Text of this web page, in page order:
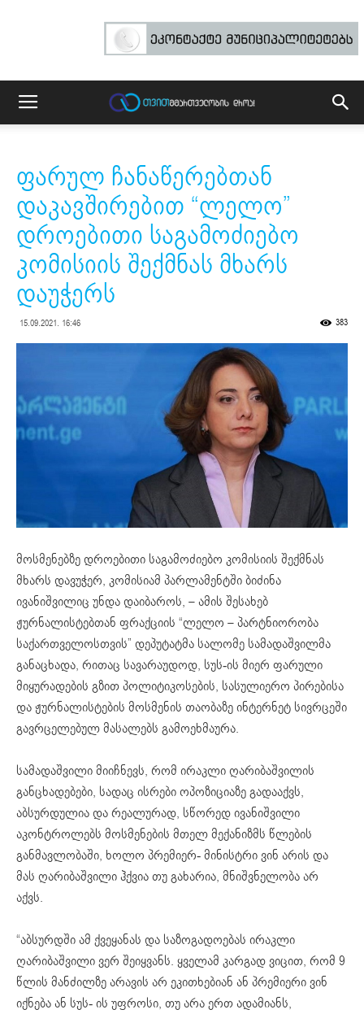
ფარულ ჩანაწერებთან
დაკავშირებით “ლელო”
დროებითი საგამოძიებო
კომისიის შექმნას მხარს
დაუჭერს
15.09.2021. 16:46 383
მოსმენებზე დროებითი საგამოძიებო კომისიის შექმნას
მხარს დავუჭერ, კომისიამ პარლამენტში ბიძინა
ივანიშვილიც უნდა დაიბაროს, – ამის შესახებ
ჟურნალისტებთან ფრაქციის “ლელო – პარტნიორობა
საქართველოსთვის” დეპუტატმა სალომე სამადაშვილმა
განაცხადა, რითაც სავარაუდოდ, სუს-ის მიერ ფარული
მიყურადების გზით პოლიტიკოსების, სასულიერო პირებისა
და ჟურნალისტების მოსმენის თაობაზე ინტერნეტ სივრცეში
გავრცელებულ მასალებს გამოეხმაურა.
სამადაშვილი მიიჩნევს, რომ ირაკლი ღარიბაშვილის
განცხადებები, სადაც ისრები ოპოზიციაზე გადააქვს,
აბსურდულია და რეალურად, სწორედ ივანიშვილი
აკონტროლებს მოსმენების მთელ მექანიზმს წლების
განმავლობაში, ხოლო პრემიერ- მინისტრი ვინ არის და
მას ღარიბაშვილი ჰქვია თუ გახარია, მნიშვნელობა არ
აქვს.
“აბსურდში ამ ქვეყანას და საზოგადოებას ირაკლი
ღარიბაშვილი ვერ შეიყვანს. ყველამ კარგად ვიცით, რომ 9
წლის მანძილზე არავის არ ეკითხებიან ან პრემიერი ვინ
იქნება ან სუს- ის უფროსი, თუ არა ერთ ადამიანს,